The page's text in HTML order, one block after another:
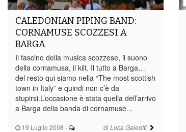
19 Luglio 2008 - di Luca Galeotti
CALEDONIAN PIPING BAND:
CORNAMUSE SCOZZESI A
BARGA
Il fascino della musica scozzese, il suono
della cornamusa, il kilt. Il tutto a Barga…
del resto qui siamo nella “The most scottish
town in Italy” e quindi non c’è da
stupirsi.L’occasione è stata quella dell’arrivo
a Barga della banda di cornamuse...